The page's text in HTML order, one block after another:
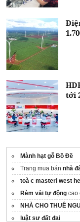
tới
Mành hạt gỗ Bồ Đề
Trang mua bánnhà
toà c masteri west
Rèm vải tự động cao
NHÀ CHO THUÊ
luật sư đất đai